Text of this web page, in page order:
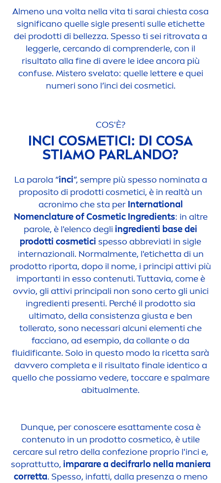
Almeno una volta nella vita ti sarai chiesta cosa
significano quelle sigle presenti sulle etichette
dei prodotti di bellezza. Spesso ti sei ritrovata a
leggerle, cercando di comprenderle, con il
risultato alla fine di avere le idee ancora più
confuse. Mistero svelato: quelle lettere e quei
numeri sono l’inci dei cosmetici.
COS'È?
INCI COSMETICI: DI COSA
STIAMO PARLANDO?
La parola “inci”, sempre più spesso nominata a
proposito di prodotti cosmetici, è in realtà un
acronimo che sta per International
Nomenclature of Cosmetic Ingredients: in altre
parole, è l'elenco degli ingredienti base dei
prodotti cosmetici spesso abbreviati in sigle
internazionali. Normalmente, l'etichetta di un
prodotto riporta, dopo il nome, i principi attivi più
importanti in esso contenuti. Tuttavia, come è
ovvio, gli attivi principali non sono certo gli unici
ingredienti presenti. Perché il prodotto sia
ultimato, della consistenza giusta e ben
tollerato, sono necessari alcuni elementi che
facciano, ad esempio, da collante o da
fluidificante. Solo in questo modo la ricetta sarà
davvero completa e il risultato finale identico a
quello che possiamo vedere, toccaree spalmare
abitualmente.
Dunque, per conoscere esattamente cosa è
contenuto in un prodotto cosmetico, è utile
cercaresul retro della confezione proprio l'inci e,
soprattutto, imparare a decifrarlo nella maniera
corretta. Spesso, infatti, dalla presenza o meno